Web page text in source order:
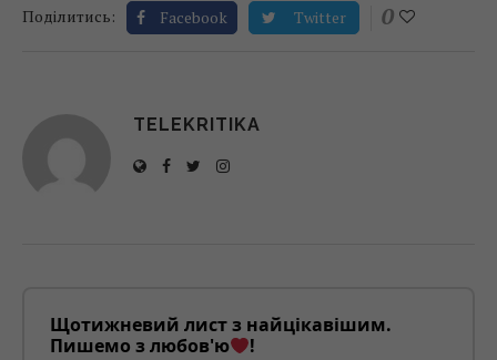
Поділитись: Facebook Twitter 0
TELEKRITIKA
Щотижневий лист з найцікавішим.
Пишемо з любов'ю
!